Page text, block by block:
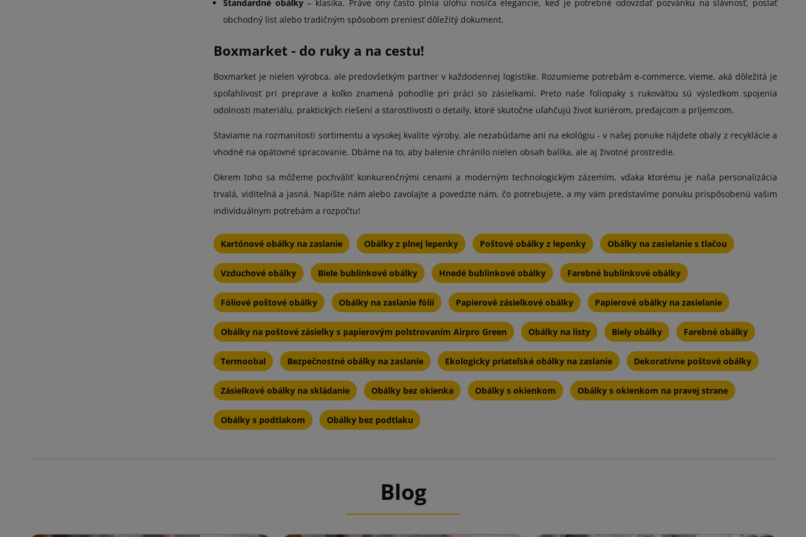
Štandardné obálky– klasika. Práve ony často plnia úlohu nosiča elegancie, keď je potrebné odovzdať pozvánku na slávnosť, poslať
obchodný list alebo tradičným spôsobom preniesť dôležitý dokument.
Boxmarket - do ruky a na cestu!
Boxmarket je nielen výrobca, ale predovšetkým partner v každodennej logistike. Rozumieme potrebám e-commerce, vieme, aká dôležitá je
spoľahlivosť pri preprave a koľko znamená pohodlie pri práci so zásielkami. Preto naše foliopaky s rukoväťou sú výsledkom spojenia
odolnosti materiálu, praktických riešení a starostlivosti o detaily, ktoré skutočne uľahčujú život kuriérom, predajcom a príjemcom.
Staviame na rozmanitosti sortimentu a vysokej kvalite výroby, ale nezabúdame ani na ekológiu - v našej ponuke nájdete obaly z recyklácie a
vhodné na opätovné spracovanie. Dbáme na to, aby balenie chránilo nielen obsah balíka, ale aj životné prostredie.
Okrem toho sa môžeme pochváliť konkurenčnými cenami a moderným technologickým zázemím, vďaka ktorému je naša personalizácia
trvalá, viditeľná a jasná. Napíšte nám alebo zavolajte a povedzte nám, čo potrebujete, a my vám predstavíme ponuku prispôsobenú vašim
individuálnym potrebám a rozpočtu!
Kartónové obálky na zaslanie Obálky z plnej lepenky Poštové obálky z lepenky Obálky na zasielanie s tlačou
Vzduchové obálky Biele bublinkové obálky Hnedé bublinkové obálky Farebné bublinkové obálky
Fóliové poštové obálky Obálky na zaslanie fólií Papierové zásielkové obálky Papierové obálky na zasielanie
Obálky na poštové zásielky s papierovým polstrovaním Airpro Green Obálky na listy Biely obálky Farebné obálky
Termoobal Bezpečnostné obálky na zaslanie Ekologicky priateľské obálky na zaslanie Dekoratívne poštové obálky
Zásielkové obálky na skládanie Obálky bez okienka Obálky s okienkom Obálky s okienkom na pravej strane
Obálky s podtlakom Obálky bez podtlaku
Blog